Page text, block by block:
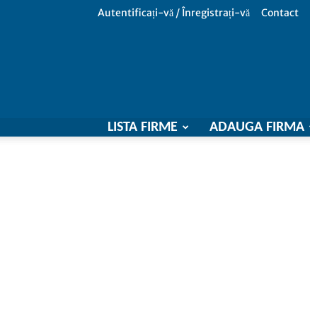
Autentificați-vă / Înregistrați-vă Contact
LISTA FIRME ADAUGA FIRMA